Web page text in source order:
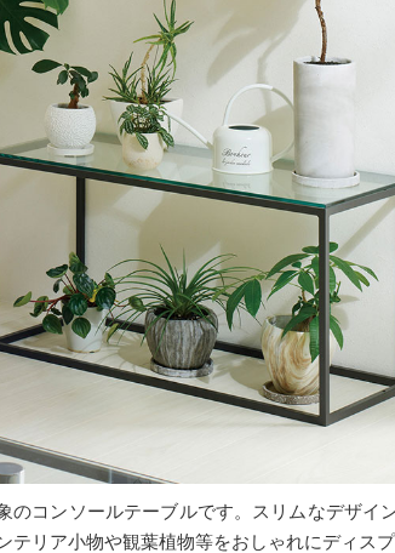
コンソールテーブルです。スリムなデザイ
リア小物や観葉植物等をおしゃれにディス